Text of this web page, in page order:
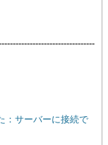
：サーバーに接続で